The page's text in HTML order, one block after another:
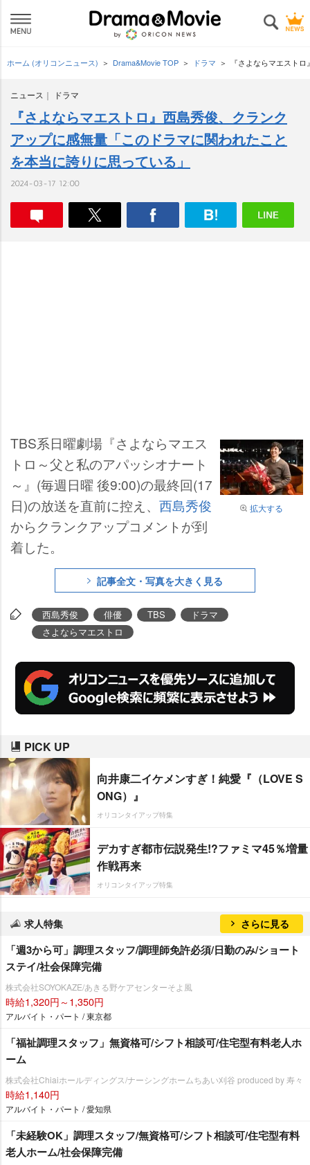
ホーム (オリコンニュース) Drama&Movie TOP ドラマ 『さよならマエスト
ニュース ドラマ
『さよならマエストロ』西島秀俊、クランク
アップに感無量「このドラマに関われたこと
を本当に誇りに思っている」
2024-03-17 12:00
拡大する
TBS系日曜劇場『さよならマエス
トロ～父と私のアパッシオナート
～』(毎週日曜 後9:00)の最終回(17
日)の放送を直前に控え、 西島秀俊
からクランクアップコメントが到
着した。
記事全文・写真を大きく見る
西島秀俊 俳優 TBS
ドラマ
さよならマエストロ
PICK UP
向井康二イケメンすぎ！純愛『（LOVE S
ONG）』
オリコンタイアップ特集
デカすぎ都市伝説発生!?ファミマ45％増量
作戦再来
オリコンタイアップ特集
求人特集 さらに見る
「週3から可」調理スタッフ/調理師免許必須/日勤のみ/ショート
ステイ/社会保障完備
株式会社SOYOKAZE/あきる野ケアセンターそよ風
時給1,320円～1,350円
アルバイト・パート / 東京都
「福祉調理スタッフ」無資格可/シフト相談可/住宅型有料老人ホ
ーム
株式会社Chiaiホールディングス/ナーシングホームちあい刈谷 produced by 寿々
時給1,140円
アルバイト・パート / 愛知県
「未経験OK」調理スタッフ/無資格可/シフト相談可/住宅型有料
老人ホーム/社会保障完備